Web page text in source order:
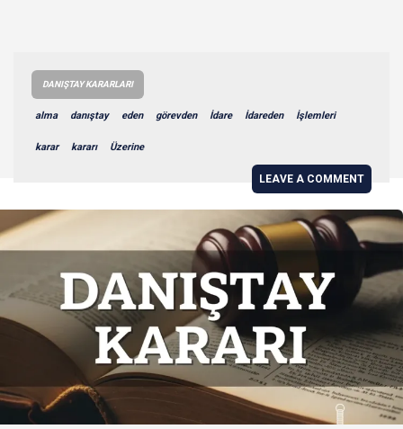
DANIŞTAY KARARLARI
alma danıştay eden görevden İdare İdareden İşlemleri
karar kararı Üzerine
LEAVE A COMMENT